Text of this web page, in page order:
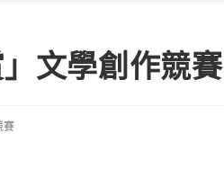
」文學創作競賽
賽